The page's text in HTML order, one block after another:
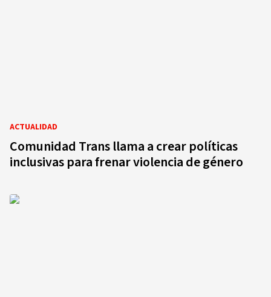
ACTUALIDAD
Comunidad Trans llama a crear políticas
inclusivas para frenar violencia de género